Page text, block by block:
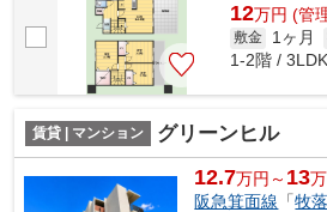
12万円 (管
敷金 1ヶ月
1-2階 /
賃貸 | マンション グリーンヒル
12.7万円～ 13
阪急箕面線 「牧落